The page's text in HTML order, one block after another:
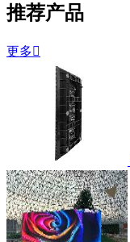
推荐产品
更多